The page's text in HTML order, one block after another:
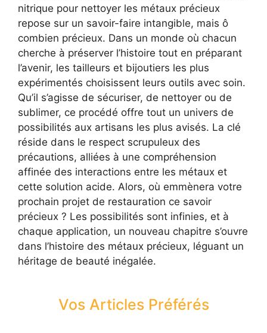
nitrique pour nettoyer les métaux précieux
repose sur un savoir-faire intangible, mais ô
combien précieux. Dans un monde où chacun
cherche à préserver l’histoire tout en préparant
l’avenir, les tailleurs et bijoutiers les plus
expérimentés choisissent leurs outils avec soin.
Qu’il s’agisse de sécuriser, de nettoyer ou de
sublimer, ce procédé offre tout un univers de
possibilités aux artisans les plus avisés. La clé
réside dans le respect scrupuleux des
précautions, alliées à une compréhension
affinée des interactions entre les métaux et
cette solution acide. Alors, où emmènera votre
prochain projet de restauration ce savoir
précieux ? Les possibilités sont infinies, et à
chaque application, un nouveau chapitre s’ouvre
dans l’histoire des métaux précieux, léguant un
héritage de beauté inégalée.
Vos Articles Préférés